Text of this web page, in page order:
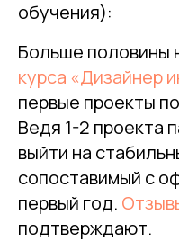
обучения):
Больше половины
курса «Дизайнер
первые проекты
Ведя 1-2 проекта
выйти на
сопоставимый с
первый год.
подтверждают.